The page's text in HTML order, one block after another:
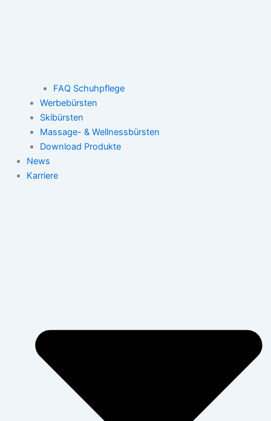
FAQ Schuhpflege
Werbebürsten
Skibürsten
Massage- & Wellnessbürsten
Download Produkte
News
Karriere